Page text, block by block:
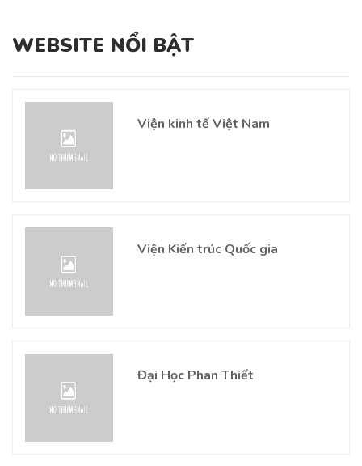
WEBSITE NỔI BẬT
Viện kinh tế Việt Nam
Viện Kiến trúc Quốc gia
Đại Học Phan Thiết